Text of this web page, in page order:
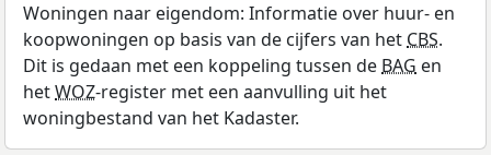
Woningen naar eigendom: Informatie over huur- en
koopwoningen op basis van de cijfers van hetCBS.
Dit is gedaan met een koppeling tussen deBAG en
hetWOZ-register met een aanvulling uit het
woningbestand van het Kadaster.